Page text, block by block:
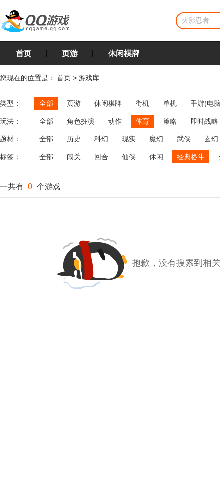
首页 页游 休闲棋牌
您现在的位置是： 首页 > 游戏库
类型： 全部 页游 休闲棋牌 街机 单机 手游(电
玩法： 全部 角色扮演 动作 体育 策略
即时战略
飞行
恋爱 第三人称射击 棋类 牌类 麻将
题材： 全部 历史 科幻 现实 魔幻 武侠 玄幻
标签： 全部 闯关 回合 仙侠 休闲 经典格斗
一共有 0 个游戏
抱歉，没有搜索到相